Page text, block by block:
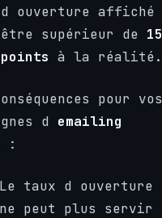
ouverture affiché
supérieur de 15
à la réalité.
pour vos
d emailing
:
Le taux d ouverture
ne peut plus servir